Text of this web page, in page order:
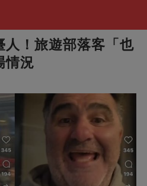
人！旅遊部落客「也
情況